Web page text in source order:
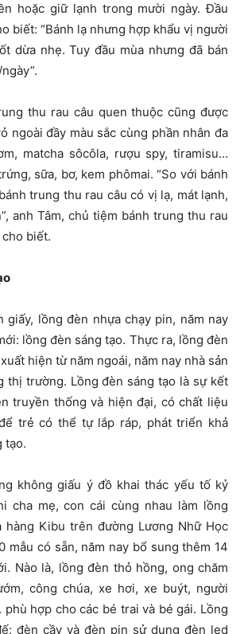
hoặc giữ lạnh trong mười ngày. Đầu
biết: “Bánh lạ nhưng hợp khẩu vị người
dừa nhẹ. Tuy đầu mùa nhưng đã bán
thu rau câu quen thuộc cũng được
ngoài đầy màu sắc cùng phần nhân đa
matcha sôcôla, rượu spy, tiramisu…
sữa, bơ, kem phômai. “So với bánh
trung thu rau câu có vị lạ, mát lạnh,
anh Tâm, chủ tiệm bánh trung thu rau
biết.
giấy, lồng đèn nhựa chạy pin, năm nay
lồng đèn sáng tạo. Thực ra, lồng đèn
hiện từ năm ngoái, năm nay nhà sản
thị trường. Lồng đèn sáng tạo là sự kết
truyền thống và hiện đại, có chất liệu
trẻ có thể tự lắp ráp, phát triển khả
tạo.
không giấu ý đồ khai thác yếu tố kỷ
cha mẹ, con cái cùng nhau làm lồng
hàng Kibu trên đường Lương Nhữ Học
mẫu có sẵn, năm nay bổ sung thêm 14
Nào là, lồng đèn thỏ hồng, ong chăm
công chúa, xe hơi, xe buýt, người
hợp cho các bé trai và bé gái. Lồng
đèn cầy và đèn pin sử dụng đèn led